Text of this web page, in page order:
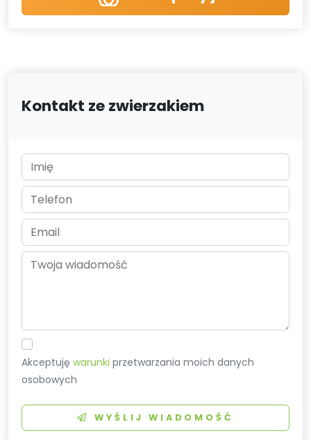
Kontakt ze zwierzakiem
Akceptujęwarunki przetwarzania moich danych
osobowych
WYŚLIJ WIADOMOŚĆ